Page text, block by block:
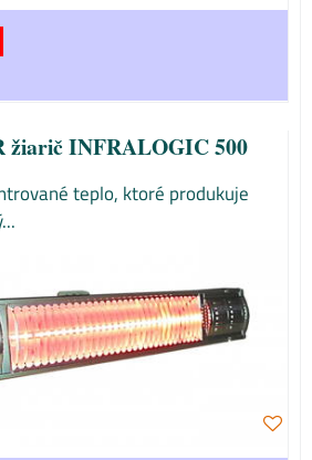
žiarič INFRALOGIC 500
teplo, ktoré produkuje